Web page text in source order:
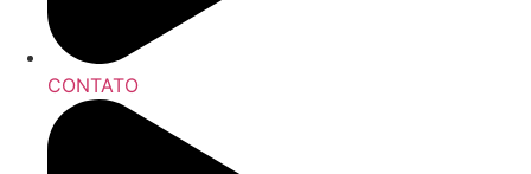
CONTATO